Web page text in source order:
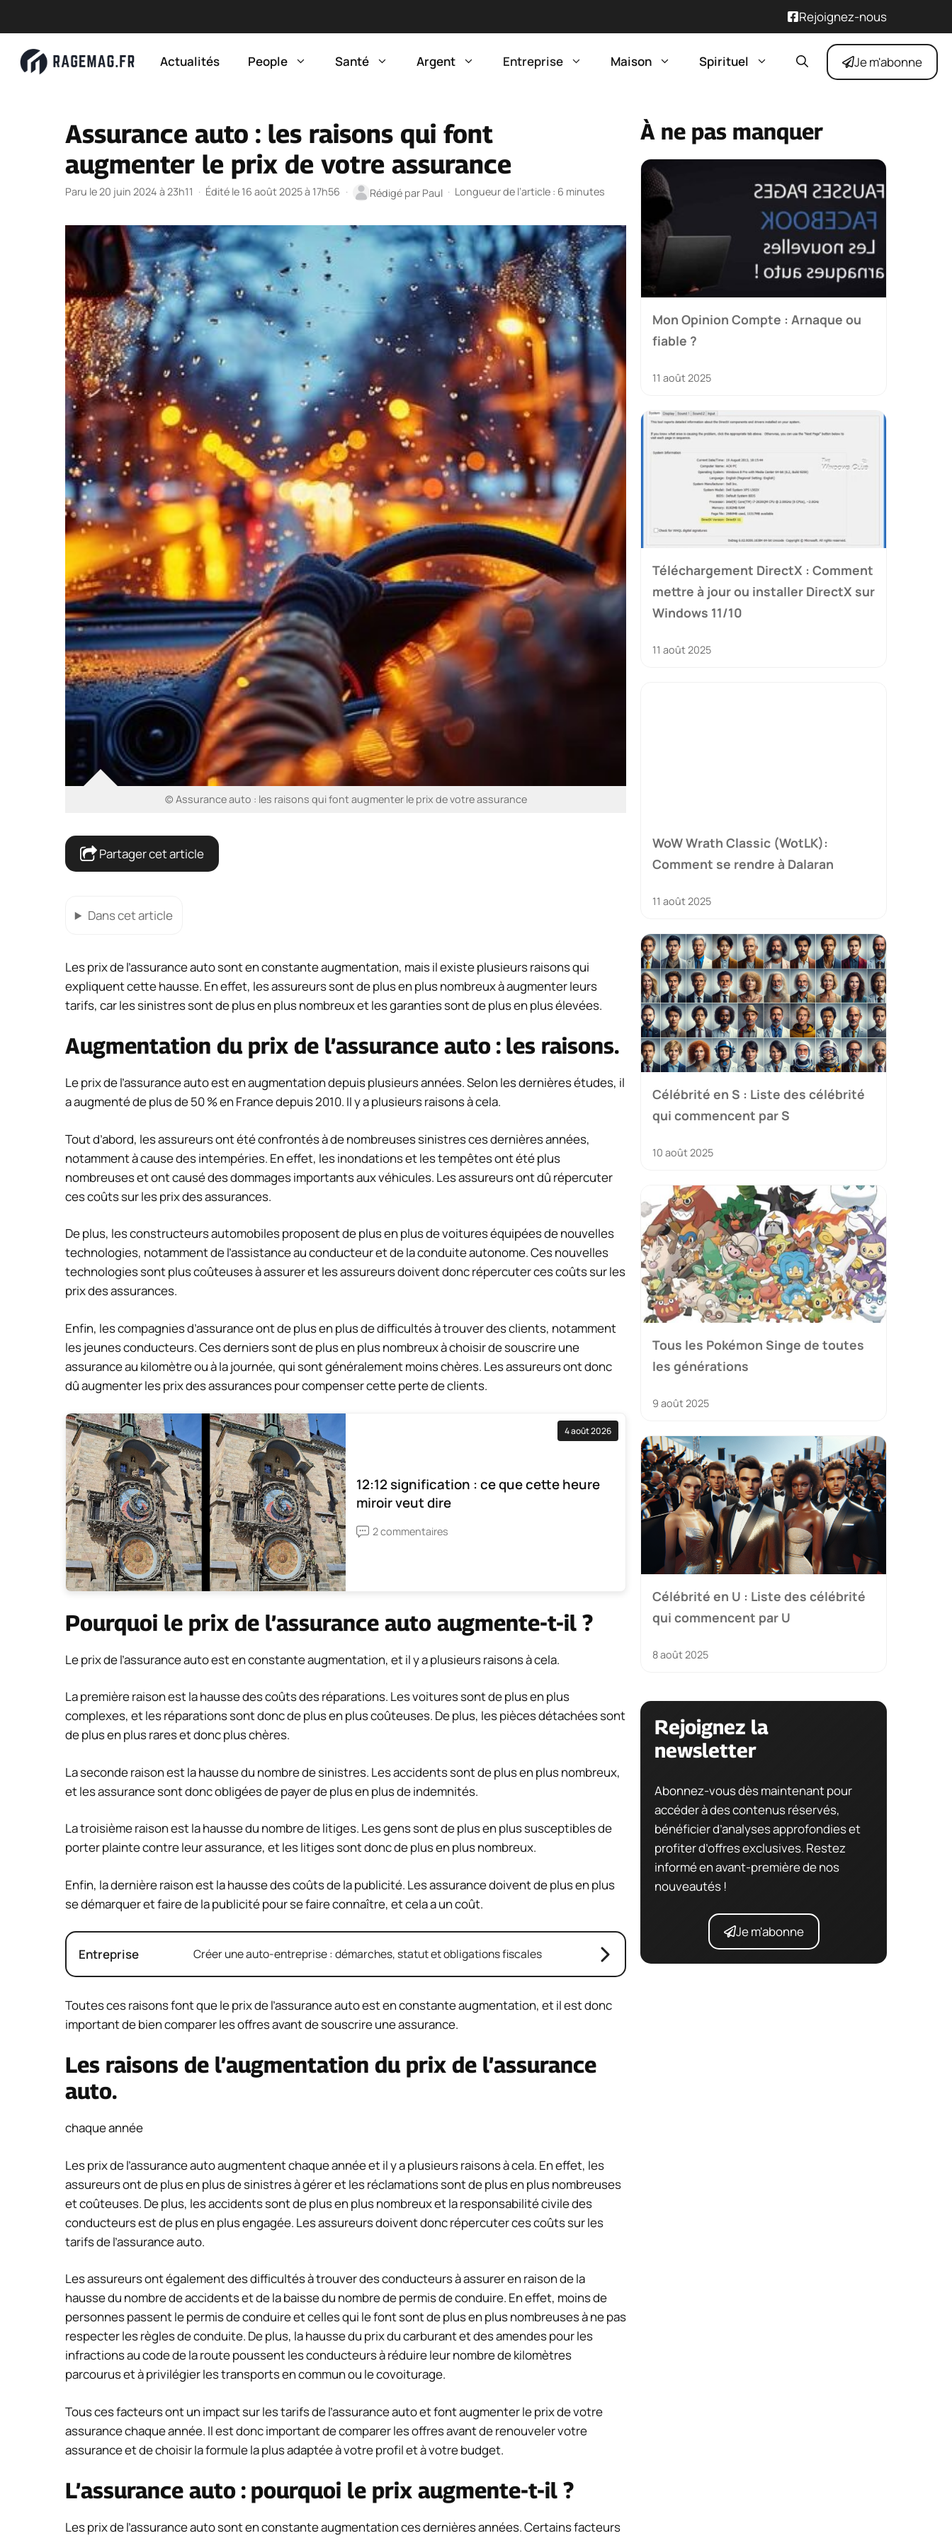
Rejoignez-nous
Actualités People Santé Argent Entreprise Maison Spirituel Je m'abonne
Assurance auto : les raisons qui font
augmenter le prix de votre assurance
Paru le 20 juin 2024 à 23h11 · Édité le 16 août 2025 à 17h56 · Rédigé par Paul · Longueur de l’article : 6 minutes
© Assurance auto : les raisons qui font augmenter le prix de votre assurance
Partager cet article
Dans cet article
Les prix de l’assurance auto sont en constante augmentation, mais il existe plusieurs raisons qui
expliquent cette hausse. En effet, les assureurs sont de plus en plus nombreux à augmenter leurs
tarifs, car les sinistres sont de plus en plus nombreux et les garanties sont de plus en plus élevées.
Augmentation du prix de l’assurance auto : les raisons.
Le prix de l’assurance auto est en augmentation depuis plusieurs années. Selon les dernières études, il
a augmenté de plus de 50 % en France depuis 2010. Il y a plusieurs raisons à cela.
Tout d’abord, les assureurs ont été confrontés à de nombreuses sinistres ces dernières années,
notamment à cause des intempéries. En effet, les inondations et les tempêtes ont été plus
nombreuses et ont causé des dommages importants aux véhicules. Les assureurs ont dû répercuter
ces coûts sur les prix des assurances.
De plus, les constructeurs automobiles proposent de plus en plus de voitures équipées de nouvelles
technologies, notamment de l’assistance au conducteur et de la conduite autonome. Ces nouvelles
technologies sont plus coûteuses à assurer et les assureurs doivent donc répercuter ces coûts sur les
prix des assurances.
Enfin, les compagnies d’assurance ont de plus en plus de difficultés à trouver des clients, notamment
les jeunes conducteurs. Ces derniers sont de plus en plus nombreux à choisir de souscrire une
assurance au kilomètre ou à la journée, qui sont généralement moins chères. Les assureurs ont donc
dû augmenter les prix des assurances pour compenser cette perte de clients.
4 août 2026
12:12 signification : ce que cette heure
miroir veut dire
2 commentaires
Pourquoi le prix de l’assurance auto augmente-t-il ?
Le prix de l’assurance auto est en constante augmentation, et il y a plusieurs raisons à cela.
La première raison est la hausse des coûts des réparations. Les voitures sont de plus en plus
complexes, et les réparations sont donc de plus en plus coûteuses. De plus, les pièces détachées sont
de plus en plus rares et donc plus chères.
La seconde raison est la hausse du nombre de sinistres. Les accidents sont de plus en plus nombreux,
et les assurance sont donc obligées de payer de plus en plus de indemnités.
La troisième raison est la hausse du nombre de litiges. Les gens sont de plus en plus susceptibles de
porter plainte contre leur assurance, et les litiges sont donc de plus en plus nombreux.
Enfin, la dernière raison est la hausse des coûts de la publicité. Les assurance doivent de plus en plus
se démarquer et faire de la publicité pour se faire connaître, et cela a un coût.
Entreprise Créer une auto-entreprise : démarches, statut et obligations fiscales
Toutes ces raisons font que le prix de l’assurance auto est en constante augmentation, et il est donc
important de bien comparer les offres avant de souscrire une assurance.
Les raisons de l’augmentation du prix de l’assurance
auto.
chaque année
Les prix de l’assurance auto augmentent chaque année et il y a plusieurs raisons à cela. En effet, les
assureurs ont de plus en plus de sinistres à gérer et les réclamations sont de plus en plus nombreuses
et coûteuses. De plus, les accidents sont de plus en plus nombreux et la responsabilité civile des
conducteurs est de plus en plus engagée. Les assureurs doivent donc répercuter ces coûts sur les
tarifs de l’assurance auto.
Les assureurs ont également des difficultés à trouver des conducteurs à assurer en raison de la
hausse du nombre de accidents et de la baisse du nombre de permis de conduire. En effet, moins de
personnes passent le permis de conduire et celles qui le font sont de plus en plus nombreuses à ne pas
respecter les règles de conduite. De plus, la hausse du prix du carburant et des amendes pour les
infractions au code de la route poussent les conducteurs à réduire leur nombre de kilomètres
parcourus et à privilégier les transports en commun ou le covoiturage.
Tous ces facteurs ont un impact sur les tarifs de l’assurance auto et font augmenter le prix de votre
assurance chaque année. Il est donc important de comparer les offres avant de renouveler votre
assurance et de choisir la formule la plus adaptée à votre profil et à votre budget.
L’assurance auto : pourquoi le prix augmente-t-il ?
Les prix de l’assurance auto sont en constante augmentation ces dernières années. Certains facteurs
À ne pas manquer
Mon Opinion Compte : Arnaque ou
fiable ?
11 août 2025
Téléchargement DirectX : Comment
mettre à jour ou installer DirectX sur
Windows 11/10
11 août 2025
WoW Wrath Classic (WotLK):
Comment se rendre à Dalaran
11 août 2025
Célébrité en S : Liste des célébrité
qui commencent par S
10 août 2025
Tous les Pokémon Singe de toutes
les générations
9 août 2025
Célébrité en U : Liste des célébrité
qui commencent par U
8 août 2025
Rejoignez la
newsletter
Abonnez-vous dès maintenant pour
accéder à des contenus réservés,
bénéficier d’analyses approfondies et
profiter d’offres exclusives. Restez
informé en avant-première de nos
nouveautés !
Je m'abonne